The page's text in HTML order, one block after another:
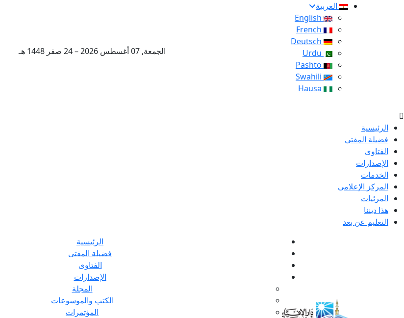
العربية
الجمعة, 07 أغسطس 2026 – 24 صفر 1448 هـ
الرئيسية
فضيلة المفتى
الفتاوى
الإصدارات
الخدمات
المركز الإعلامى
المرئيات
هذا ديننا
التعليم عن بعد
الرئيسية
فضيلة المفتى
الفتاوى
الإصدارات
المجلة
الكتب والموسوعات
المؤتمرات